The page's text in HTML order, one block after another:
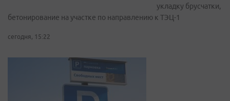
укладку брусчатки,
бетонирование на участке по направлению к ТЭЦ-1
сегодня, 15:22